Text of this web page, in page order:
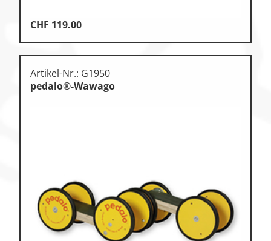
CHF 119.00
Artikel-Nr.: G1950
pedalo®-Wawago